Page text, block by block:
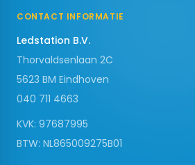
CONTACT INFORMATIE
Ledstation B.V.
Thorvaldsenlaan 2C
5623 BM Eindhoven
040 711 4663
KVK: 97687995
BTW: NL865009275B01